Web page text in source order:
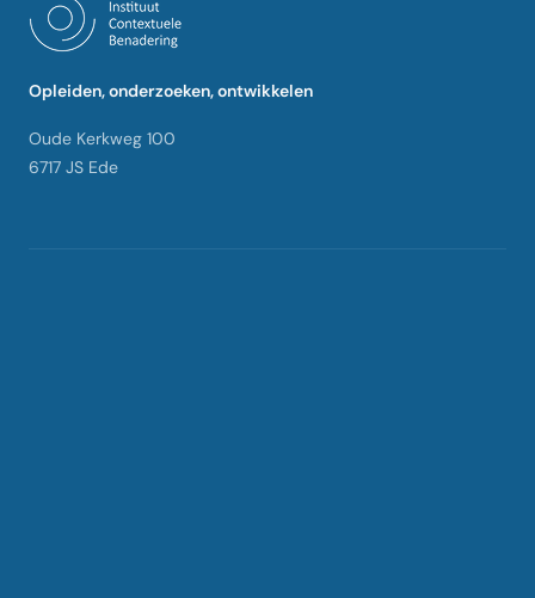
Opleiden, onderzoeken, ontwikkelen
Oude Kerkweg 100
6717 JS Ede